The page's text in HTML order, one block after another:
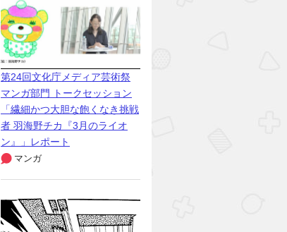
第24回文化庁メディア芸術祭
マンガ部門 トークセッション
「繊細かつ大胆な飽くなき挑戦
者 羽海野チカ『3月のライオ
ン』」レポート
マンガ